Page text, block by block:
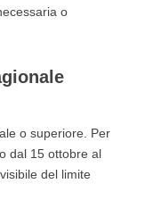
o
o superiore. Per
dal 15 ottobre al
del limite